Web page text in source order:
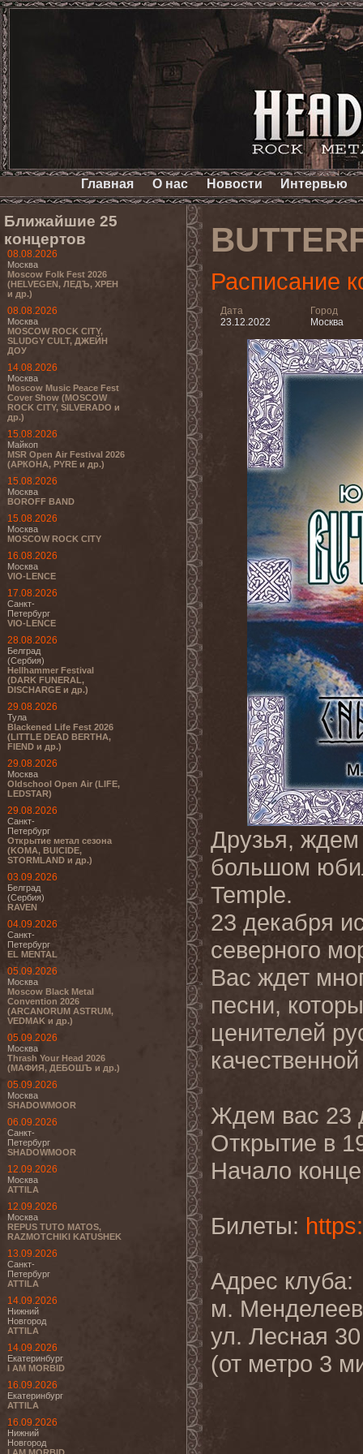
Главная О нас Новости Интервью
Ближайшие 25
концертов
08.08.2026
Москва
Moscow Folk Fest 2026
(HELVEGEN, ЛЕДЪ, ХРЕН
и др.)
08.08.2026
Москва
MOSCOW ROCK CITY,
SLUDGY CULT, ДЖЕЙН
ДОУ
14.08.2026
Москва
Moscow Music Peace Fest
Cover Show (MOSCOW
ROCK CITY, SILVERADO и
др.)
15.08.2026
Майкоп
MSR Open Air Festival 2026
(АРКОНА, PYRE и др.)
15.08.2026
Москва
BOROFF BAND
15.08.2026
Москва
MOSCOW ROCK CITY
16.08.2026
Москва
VIO-LENCE
17.08.2026
Санкт-
Петербург
VIO-LENCE
28.08.2026
Белград
(Сербия)
Hellhammer Festival
(DARK FUNERAL,
DISCHARGE и др.)
29.08.2026
Тула
Blackened Life Fest 2026
(LITTLE DEAD BERTHA,
FIEND и др.)
29.08.2026
Москва
Oldschool Open Air (LIFE,
LEDSTAR)
29.08.2026
Санкт-
Петербург
Открытие метал сезона
(KOMA, BUICIDE,
STORMLAND и др.)
03.09.2026
Белград
(Сербия)
RAVEN
04.09.2026
Санкт-
Петербург
EL MENTAL
05.09.2026
Москва
Moscow Black Metal
Convention 2026
(ARCANORUM ASTRUM,
VEDMAK и др.)
05.09.2026
Москва
Thrash Your Head 2026
(МАФИЯ, ДЕБОШЪ и др.)
05.09.2026
Москва
SHADOWMOOR
06.09.2026
Санкт-
Петербург
SHADOWMOOR
12.09.2026
Москва
ATTILA
12.09.2026
Москва
REPUS TUTO MATOS,
RAZMOTCHIKI KATUSHEK
13.09.2026
Санкт-
Петербург
ATTILA
14.09.2026
Нижний
Новгород
ATTILA
14.09.2026
Екатеринбург
I AM MORBID
16.09.2026
Екатеринбург
ATTILA
16.09.2026
Нижний
Новгород
Расписание
Дата
23.12.2022
Город
Москва
Друзья, ждем
большом
Temple.
23 декабря
северного
Вас ждет
песни,
ценителей
Ждем вас 23
Открытие в
Начало
Билеты:
Адрес клуба:
м.
ул. Лесная
(от метро 3